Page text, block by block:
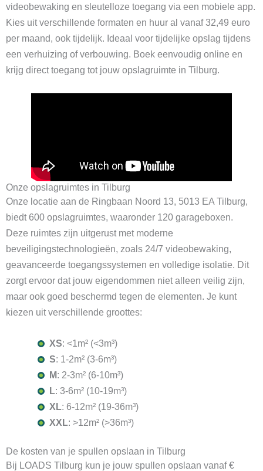
videobewaking en sleutelloze toegang via een mobiele app.
Kies uit verschillende formaten en huur al vanaf 32,49 euro
per maand, ook tijdelijk. Ideaal voor tijdelijke opslag tijdens
een verhuizing of verbouwing. Boek eenvoudig online en
krijg direct toegang tot jouw opslagruimte in Tilburg.
Onze opslagruimtes in Tilburg
Onze locatie aan de Ringbaan Noord 13, 5013 EA Tilburg,
biedt 600 opslagruimtes, waaronder 120 garageboxen.
Deze ruimtes zijn uitgerust met moderne
beveiligingstechnologieën, zoals 24/7 videobewaking,
geavanceerde toegangssystemen en volledige isolatie. Dit
zorgt ervoor dat jouw eigendommen niet alleen veilig zijn,
maar ook goed beschermd tegen de elementen. Je kunt
kiezen uit verschillende groottes:
XS: <1m² (<3m³)
S: 1-2m² (3-6m³)
M: 2-3m² (6-10m³)
L: 3-6m² (10-19m³)
XL: 6-12m² (19-36m³)
XXL: >12m² (>36m³)
De kosten van je spullen opslaan in Tilburg
Bij LOADS Tilburg kun je jouw spullen opslaan vanaf €